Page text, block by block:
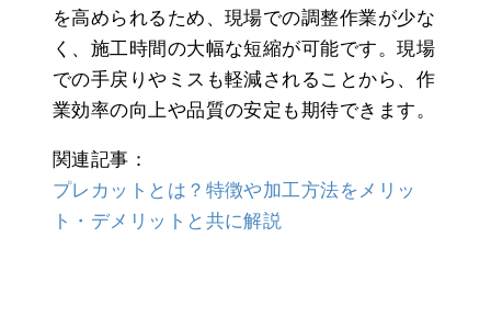
を高められるため、現場での調整作業が少な
く、施工時間の大幅な短縮が可能です。現場
での手戻りやミスも軽減されることから、作
業効率の向上や品質の安定も期待できます。
関連記事：
プレカットとは？特徴や加工方法をメリッ
ト・デメリットと共に解説